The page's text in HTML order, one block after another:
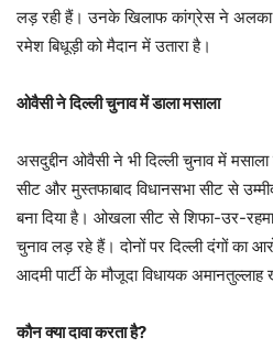
लड़ रही हैं। उनके खिलाफ कांग्रेस ने अलका
रमेश बिधूड़ी को मैदान में उतारा है।
ओवैसी ने दिल्ली चुनाव में डाला मसाला
असदुद्दीन ओवैसी ने भी दिल्ली चुनाव में
सीट और मुस्तफाबाद विधानसभा सीट से
बना दिया है। ओखला सीट से शिफा-उर-
चुनाव लड़ रहे हैं। दोनों पर दिल्ली दंगों का
आदमी पार्टी के मौजूदा विधायक
कौन क्या दावा करता है?